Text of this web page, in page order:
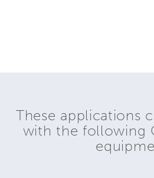
These applications
with the following